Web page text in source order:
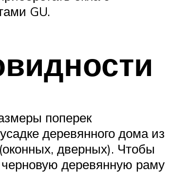
GU.
поперек
деревянного дома из
дверных). Чтобы
черновую деревянную раму